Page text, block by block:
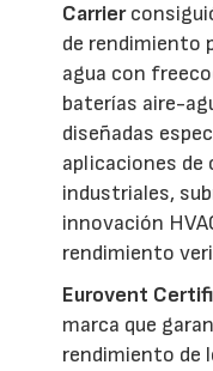
Carrier
de rendimiento
agua con
baterías aire-
diseñadas
aplicaciones
industriales,
innovación
rendimiento
Eurovent
marca que
rendimiento de